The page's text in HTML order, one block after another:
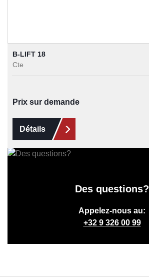
Des questions?
Appelez-nous au:
+32 9 326 00 99
B-LIFT 18
Cte
Prix sur demande
Détails